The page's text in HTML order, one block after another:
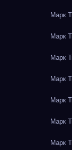
Марк
Марк
Марк
Марк
Марк
Марк
Марк